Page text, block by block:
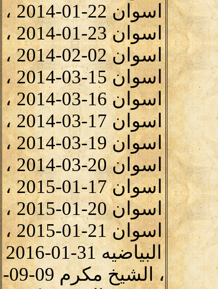
اسوان 22-01-2014 ،
اسوان 23-01-2014 ،
اسوان 02-02-2014 ،
اسوان 15-03-2014 ،
اسوان 16-03-2014 ،
اسوان 17-03-2014 ،
اسوان 19-03-2014 ،
اسوان 20-03-2014 ،
اسوان 17-01-2015 ،
اسوان 20-01-2015 ،
اسوان 21-01-2015 ،
البياضيه 31-01-2016
، الشيخ مكرم 09-09-